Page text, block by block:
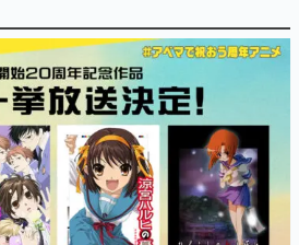
り〜ゲームクリエイターの青春〜
『ペンと箸』等で知られるマンガ家・田中圭
ゲーム業界レポートマンガです。
ムは面白い？
・hamatsu氏がゲームの魅力を画面や操作の
ら解き明かしていく、硬派で骨太な評論連載
変えた日本語
裏技」「ラスボス」… ゲームにまつわる言葉
の変遷を、コンピューター文化史研究家・タ
底調査。